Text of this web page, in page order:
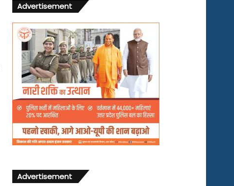
Advertisement
Advertisement